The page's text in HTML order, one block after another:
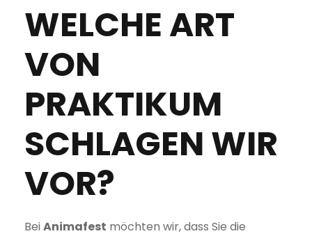
WELCHE ART
VON
PRAKTIKUM
SCHLAGEN WIR
VOR?
Bei Animafest möchten wir, dass Sie die